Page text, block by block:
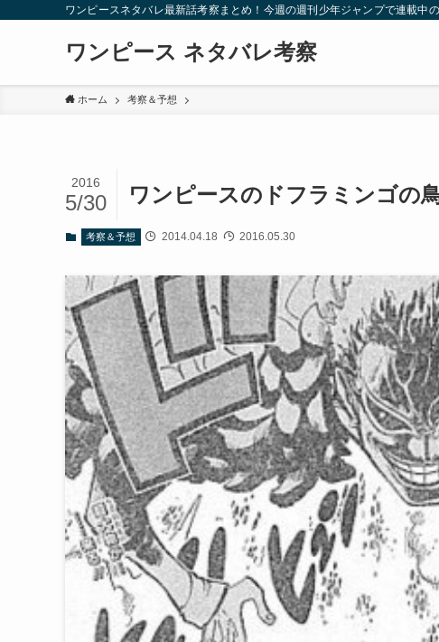
ワンピースネタバレ最新話考察まとめ！今週の週刊少年ジャンプで連載中
ワンピース ネタバレ考察
ホーム 考察＆予想
ワンピースのドフラミンゴの
2016
5/30
考察＆予想 2014.04.18 2016.05.30